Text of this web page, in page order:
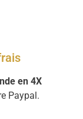
en 4X
Paypal.